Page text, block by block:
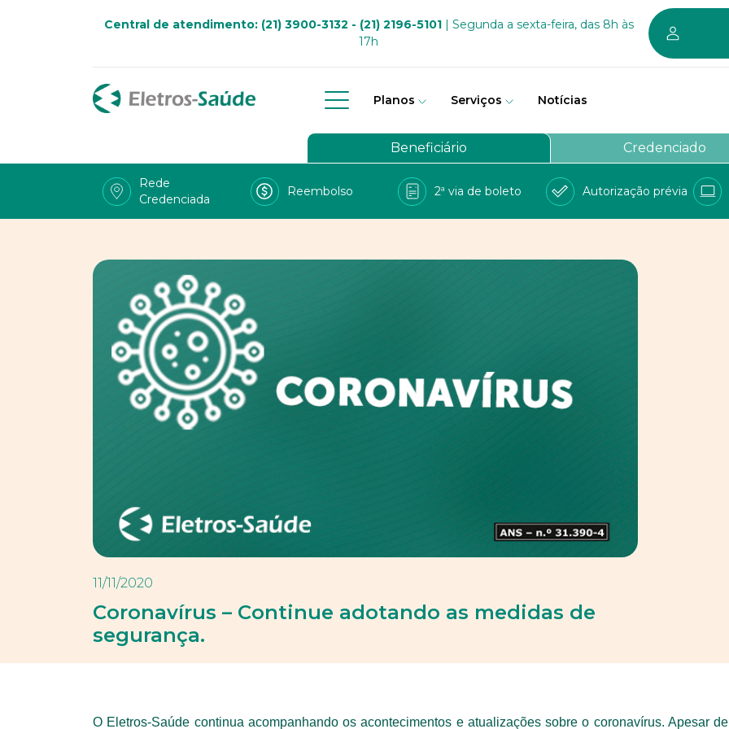
Central de atendimento: (21) 3900-3132 - (21) 2196-5101| Segunda a sexta-feira, das 8h às
17h
Planos Serviços Notícias
Quem somos
Governança
Viva Bem
Beneficiário Credenciado
Rede
Credenciada
Reembolso 2ª via de boleto Autorização prévia
11/11/2020
Coronavírus – Continue adotando as medidas de
segurança.
O Eletros-Saúde continua acompanhando os acontecimentos e atualizações sobre o coronavírus. Apesar de